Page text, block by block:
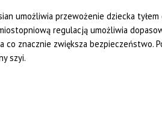
umożliwia przewożenie dziecka
regulacją umożliwia
co znacznie zwiększa
szyi.